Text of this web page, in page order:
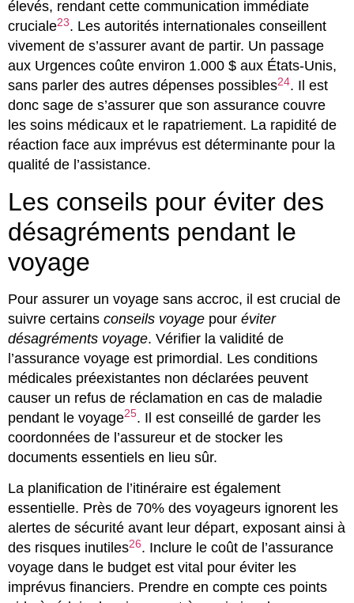
élevés, rendant cette communication immédiate
cruciale23. Les autorités internationales conseillent
vivement de s’assurer avant de partir. Un passage
aux Urgences coûte environ 1.000 $ aux États-Unis,
sans parler des autres dépenses possibles24. Il est
donc sage de s’assurer que son assurance couvre
les soins médicaux et le rapatriement. La rapidité de
réaction face aux imprévus est déterminante pour la
qualité de l’assistance.
Les conseils pour éviter des
désagréments pendant le
voyage
Pour assurer un voyage sans accroc, il est crucial de
suivre certains conseils voyage pour éviter
désagréments voyage. Vérifier la validité de
l’assurance voyage est primordial. Les conditions
médicales préexistantes non déclarées peuvent
causer un refus de réclamation en cas de maladie
pendant le voyage25. Il est conseillé de garder les
coordonnées de l’assureur et de stocker les
documents essentiels en lieu sûr.
La planification de l’itinéraire est également
essentielle. Près de 70% des voyageurs ignorent les
alertes de sécurité avant leur départ, exposant ainsi à
des risques inutiles26. Inclure le coût de l’assurance
voyage dans le budget est vital pour éviter les
imprévus financiers. Prendre en compte ces points